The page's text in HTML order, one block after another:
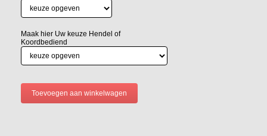
Maak hier Uw keuze Hendel of
Koordbediend